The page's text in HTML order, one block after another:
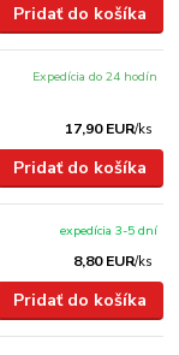
Pridať do košíka
17,90 EUR/ks
Expedícia do 24 hodín
Pridať do košíka
8,80 EUR/ks
expedícia 3-5 dní
Pridať do košíka